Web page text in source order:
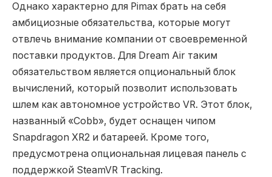
Однако характерно для Pimax брать на себя
амбициозные обязательства, которые могут
отвлечь внимание компании от своевременной
поставки продуктов. Для Dream Air таким
обязательством является опциональный блок
вычислений, который позволит использовать
шлем как автономное устройство VR. Этот блок,
названный «Cobb», будет оснащен чипом
Snapdragon XR2 и батареей. Кроме того,
предусмотрена опциональная лицевая панель с
поддержкой SteamVR Tracking.